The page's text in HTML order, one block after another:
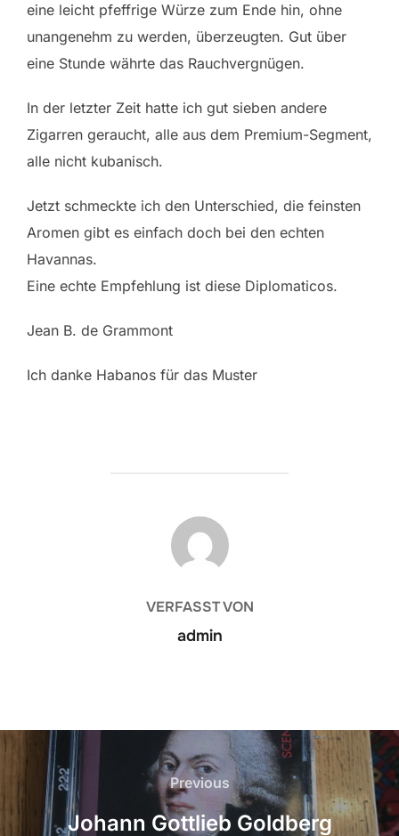
eine leicht pfeffrige Würze zum Ende hin, ohne
unangenehm zu werden, überzeugten. Gut über
eine Stunde währte das Rauchvergnügen.
In der letzter Zeit hatte ich gut sieben andere
Zigarren geraucht, alle aus dem Premium-Segment,
alle nicht kubanisch.
Jetzt schmeckte ich den Unterschied, die feinsten
Aromen gibt es einfach doch bei den echten
Havannas.
Eine echte Empfehlung ist diese Diplomaticos.
Jean B. de Grammont
Ich danke Habanos für das Muster
BEITRAGSAUTOR
VERFASST VON
admin
Beitrags-
Navigation
Previous
Previous
Johann Gottlieb Goldberg